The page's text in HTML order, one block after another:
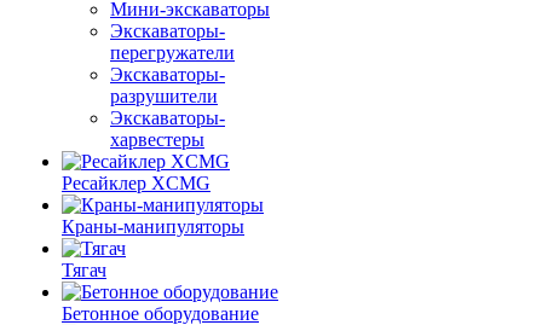
Мини-экскаваторы
Экскаваторы-
перегружатели
Экскаваторы-
разрушители
Экскаваторы-
харвестеры
Ресайклер XCMG
Краны-манипуляторы
Тягач
Бетонное оборудование